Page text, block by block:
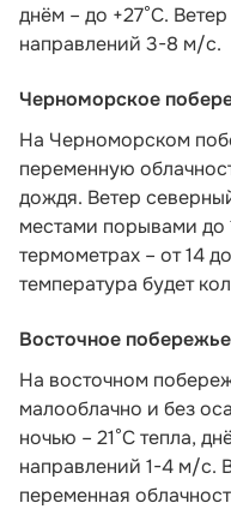
днём – до +27°C.
направлений 3-8 м/с.
Черноморское
На Черноморском
переменную
дождя. Ветер
местами порывами
термометрах – от 14
температура будет
Восточное
На восточном
малооблачно и без
ночью – 21°С тепла,
направлений 1-4 м/с.
переменная